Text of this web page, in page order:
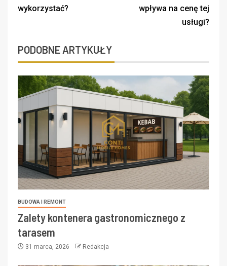
wykorzystać?
wpływa na cenę tej
usługi?
PODOBNE ARTYKUŁY
BUDOWA I REMONT
Zalety kontenera gastronomicznego z
tarasem
31 marca, 2026 Redakcja